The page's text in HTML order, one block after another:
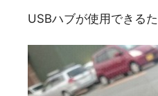
USBハブが使用できる